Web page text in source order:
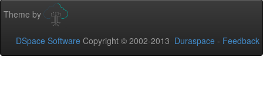
Theme by
DSpace Software Copyright © 2002-2013 Duraspace - Feedback